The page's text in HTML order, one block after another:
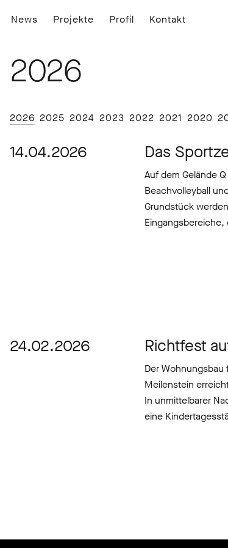
News Projekte Profil Kontakt
2026
2026 2025 2024 2023 2022 2021 2020
14.04.2026 Das
Auf dem Gelände
Beachvolleyball
Grundstück
24.02.2026 Richtfest
Der
Meilenstein
In unmittelbarer
eine